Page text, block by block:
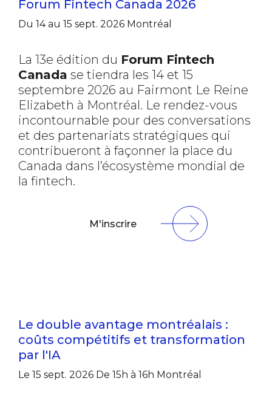
Forum Fintech Canada 2026
Du 14 au 15 sept. 2026 Montréal
La 13e édition du Forum Fintech
Canada se tiendra les 14 et 15
septembre 2026 au Fairmont Le Reine
Elizabeth à Montréal. Le rendez-vous
incontournable pour des conversations
et des partenariats stratégiques qui
contribueront à façonner la place du
Canada dans l’écosystème mondial de
la fintech.
M'inscrire
Le double avantage montréalais :
coûts compétitifs et transformation
par l'IA
Le 15 sept. 2026 De 15h à 16h Montréal